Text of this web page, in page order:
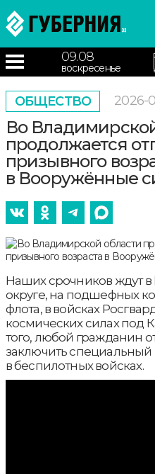
09.08
воскресенье
ОБЩЕСТВО 2026-
Во
продолжается
призывного
в Вооружённые
Наших cрочников ждут
округе, на подшефных
флота, в войсках
космических силах под
того, любой гражданин
заключить специальный
в беспилотных войсках.